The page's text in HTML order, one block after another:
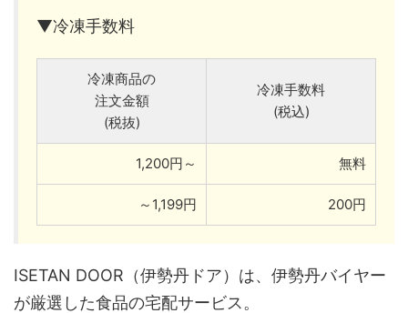
▼冷凍手数料
冷凍商品の
注文金額
(税抜)
冷凍手数料
(税込)
1,200円～ 無料
～1,199円 200円
ISETAN DOOR（伊勢丹ドア）は、伊勢丹バイヤー
が厳選した食品の宅配サービス。